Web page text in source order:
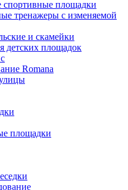
спортивные площадки
тренажеры с изменяемой
и скамейки
детских площадок
Romana
площадки